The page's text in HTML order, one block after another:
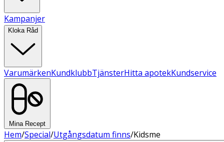
Kampanjer
Kloka Råd
VarumärkenKundklubbTjänsterHitta apotekKundservice
Mina Recept
Hem/Special/Utgångsdatum finns/Kidsme